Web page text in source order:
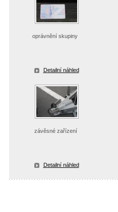
oprávnění skupiny
Detailní náhled
závěsné zařízení
Detailní náhled